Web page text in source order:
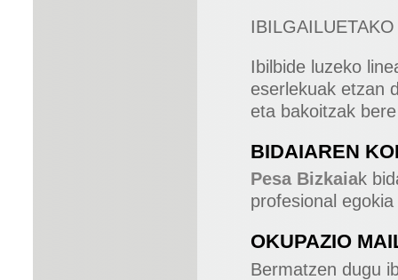
Ibilbide luzeko
eserlekuak etzan
eta bakoitzak
BIDAIAREN
Pesa Bizkaiak
profesional
OKUPAZIO
Bermatzen dugu